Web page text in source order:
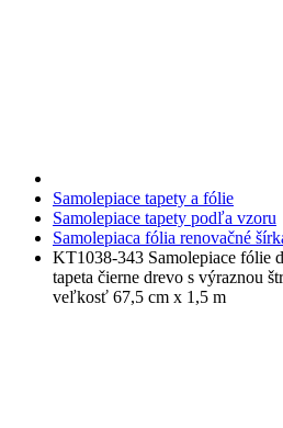
Samolepiace tapety a fólie
Samolepiace tapety podľa vzoru
Samolepiaca fólia renovačné
KT1038-343 Samolepiace fólie
tapeta čierne drevo s výraznou
veľkosť 67,5 cm x 1,5 m